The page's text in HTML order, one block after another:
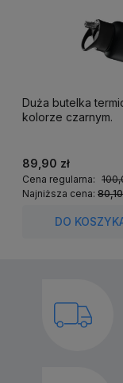
Duża butelka
kolorze czarnym.
89,90 zł
Cena regularna:
Najniższa cena: 80,10
DO